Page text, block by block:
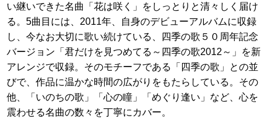
い継いできた名曲「花は咲く」をしっとりと清々しく届け
る。5曲目には、2011年、自身のデビューアルバムに収録
し、今なお大切に歌い続けている、四季の歌５０周年記念
バージョン「君だけを見つめてる～四季の歌2012～」を新
アレンジで収録。そのモチーフである「四季の歌」との並
びで、作品に温かな時間の広がりをもたらしている。その
他、「いのちの歌」「心の瞳」「めぐり逢い」など、心を
震わせる名曲の数々を丁寧にカバー。